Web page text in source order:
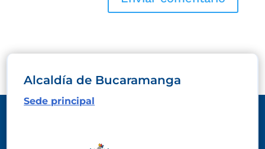
Alcaldía de Bucaramanga
Sede principal